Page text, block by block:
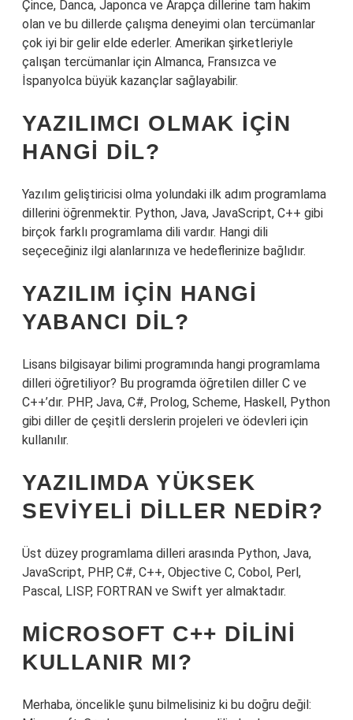
Çince, Danca, Japonca ve Arapça dillerine tam hakim
olan ve bu dillerde çalışma deneyimi olan tercümanlar
çok iyi bir gelir elde ederler. Amerikan şirketleriyle
çalışan tercümanlar için Almanca, Fransızca ve
İspanyolca büyük kazançlar sağlayabilir.
YAZILIMCI OLMAK IÇIN
HANGI DIL?
Yazılım geliştiricisi olma yolundaki ilk adım programlama
dillerini öğrenmektir. Python, Java, JavaScript, C++ gibi
birçok farklı programlama dili vardır. Hangi dili
seçeceğiniz ilgi alanlarınıza ve hedeflerinize bağlıdır.
YAZILIM IÇIN HANGI
YABANCI DIL?
Lisans bilgisayar bilimi programında hangi programlama
dilleri öğretiliyor? Bu programda öğretilen diller C ve
C++’dır. PHP, Java, C#, Prolog, Scheme, Haskell, Python
gibi diller de çeşitli derslerin projeleri ve ödevleri için
kullanılır.
YAZILIMDA YÜKSEK
SEVIYELI DILLER NEDIR?
Üst düzey programlama dilleri arasında Python, Java,
JavaScript, PHP, C#, C++, Objective C, Cobol, Perl,
Pascal, LISP, FORTRAN ve Swift yer almaktadır.
MICROSOFT C++ DILINI
KULLANIR MI?
Merhaba, öncelikle şunu bilmelisiniz ki bu doğru değil: